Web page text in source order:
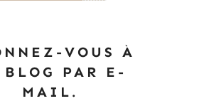
VOUS À
BLOG PAR E-
MAIL.